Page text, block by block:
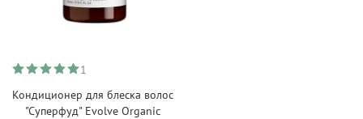
1
Кондиционер для блеска волос
"Суперфуд" Evolve Organic